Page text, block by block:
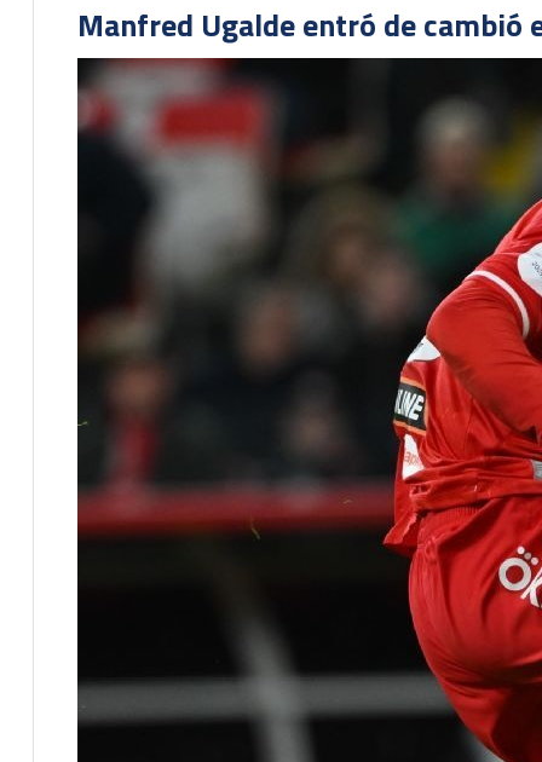
Manfred Ugalde entró de cambió